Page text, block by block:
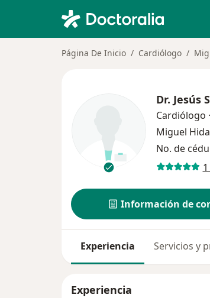
Página De Inicio Cardiólogo
Dr. Jesús
Cardiólogo ·
Miguel
No. de
Información de
Experiencia Servicios y
Experiencia